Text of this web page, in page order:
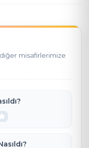
misafirlerimize